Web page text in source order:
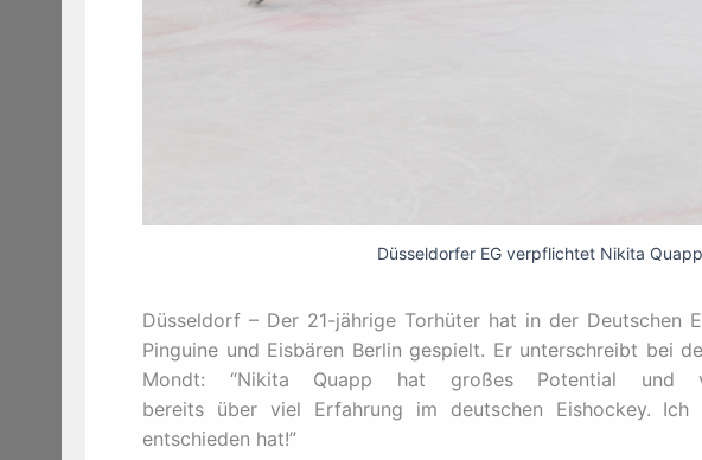
Düsseldorfer EG verpflichtet Nikita
Düsseldorf – Der 21-jährige Torhüter hat in der Deutschen
Pinguine und Eisbären Berlin gespielt. Er unterschreibt bei
Mondt: “Nikita Quapp hat großes Potential und
bereits über viel Erfahrung im deutschen Eishockey.
entschieden hat!”